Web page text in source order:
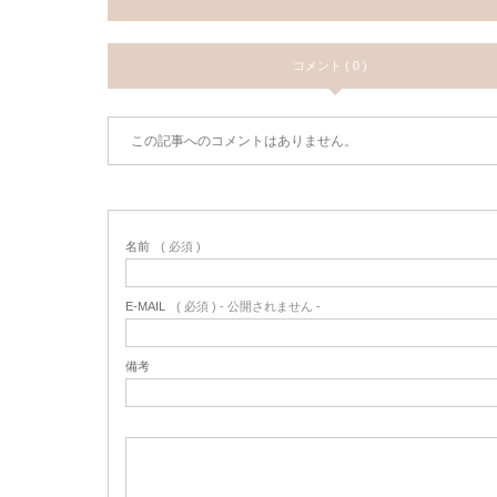
コメント ( 0 )
この記事へのコメントはありません。
名前 ( 必須 )
E-MAIL ( 必須 ) - 公開されません -
備考